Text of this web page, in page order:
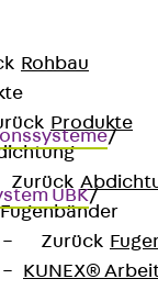
Rohbau
Produkte
Zurück
Fugenbänder
Zurück
KUNEX®
/
UBK/